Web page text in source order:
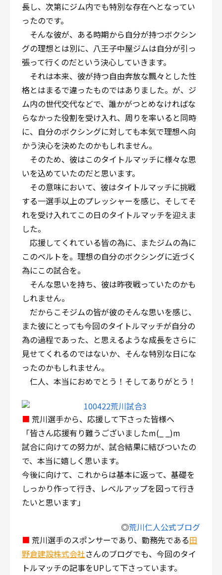
長し、次第にジム内でも特別な存在へとなってい
ったのです。
そんな彼が、ある時期から自分が持つボクシン
グの理想とは別に、八王子中屋ジムは自分が引っ
張って行くのだという決心していきます。
それは本来、彼が持つ自由奔放な飄々とした性
格とはまるで違ったものではありました。が、ジ
ム内の世代交代などで、誰かがつとめなければな
らなかった役割を受け入れ、周りを率いると同時
に、自分のボクシングに対しても本気で理想へ向
かう決心を決めたのかもしれません。
そのため、彼はこのタイトルマッチに様々な思
いを込めていたのだと思います。
その意味において、彼はタイトルマッチに挑戦
する一選手以上のプレッシャーを感じ、そしてそ
れを受け入れてこの日のタイトルマッチを迎えま
した。
応援してくれている皆の為に、またジムの為に
このベルトを。理想の自分のボクシングに近づく
為にこの試合を。
そんな思いを持ち、彼は昨夜戦っていたのかも
しれません。
だからこそジムの皆が彼のそんな思いを感じ、
また彼にとっても今回のタイトルマッチが自分の
為の過程であった、と思えるような成長をさらに
見せてくれるのではないか、そんな特別な日にな
ったのかもしれません。
仁人、本当におめでとう！そしてありがとう！
■ 荒川選手から、応援して下さった皆様へ
「皆さん応援有り難うございましたm(_ _)m
試合に向けての努力が、試合結果に結びついたの
で、本当に嬉しく思います。
今後に向けて、これからは基本に返って、基礎を
しっかり作って行き、レベルアップを図って行き
たいと思います」
◎荒川仁人公式ブログ
■ 荒川選手のスポンサーであり、勤務先である田
野倉建設株式会社さんのブログでも、今回のタイ
トルマッチの記事をUPして下さっています。